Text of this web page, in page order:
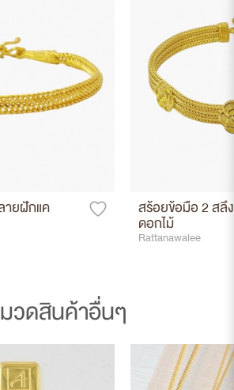
ายฝักแค สร้อยข้อมือ 2 สลึ
ดอกไม้
Rattanawalee
วดสินค้าอื่นๆ